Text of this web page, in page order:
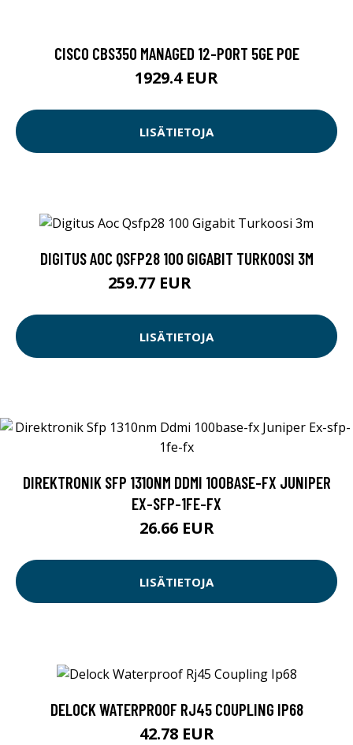
CISCO CBS350 MANAGED 12-PORT 5GE POE
1929.4 EUR
LISÄTIETOJA
DIGITUS AOC QSFP28 100 GIGABIT TURKOOSI 3M
259.77 EUR
LISÄTIETOJA
DIREKTRONIK SFP 1310NM DDMI 100BASE-FX JUNIPER
EX-SFP-1FE-FX
26.66 EUR
LISÄTIETOJA
DELOCK WATERPROOF RJ45 COUPLING IP68
42.78 EUR